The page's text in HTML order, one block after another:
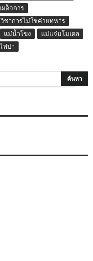
เผด็จการ
วิชาการไม่ใช่ค่ายทหาร
แม่น้ำโขง
แม่แจ่มโมเดล
ไฟป่า